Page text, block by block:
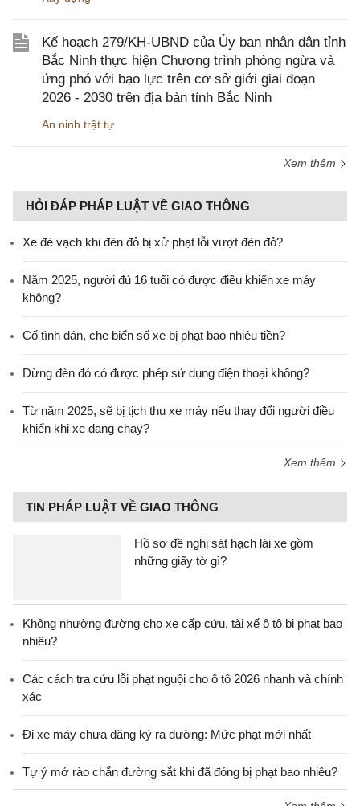
Kế hoạch 279/KH-UBND của Ủy ban nhân dân tỉnh
Bắc Ninh thực hiện Chương trình phòng ngừa và
ứng phó với bạo lực trên cơ sở giới giai đoạn
2026 - 2030 trên địa bàn tỉnh Bắc Ninh
An ninh trật tự
Xem thêm
HỎI ĐÁP PHÁP LUẬT VỀ GIAO THÔNG
Xe đè vạch khi đèn đỏ bị xử phạt lỗi vượt đèn đỏ?
Năm 2025, người đủ 16 tuổi có được điều khiển xe máy
không?
Cố tình dán, che biển số xe bị phạt bao nhiêu tiền?
Dừng đèn đỏ có được phép sử dụng điện thoại không?
Từ năm 2025, sẽ bị tịch thu xe máy nếu thay đổi người điều
khiển khi xe đang chạy?
Xem thêm
TIN PHÁP LUẬT VỀ GIAO THÔNG
Hồ sơ đề nghị sát hạch lái xe gồm
những giấy tờ gì?
Không nhường đường cho xe cấp cứu, tài xế ô tô bị phạt bao
nhiêu?
Các cách tra cứu lỗi phạt nguội cho ô tô 2026 nhanh và chính
xác
Đi xe máy chưa đăng ký ra đường: Mức phạt mới nhất
Tự ý mở rào chắn đường sắt khi đã đóng bị phạt bao nhiêu?